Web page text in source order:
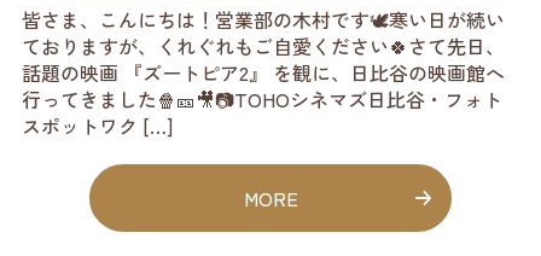
皆さま、こんにちは！営業部の木村です🕊️寒い日が続い
ておりますが、くれぐれもご自愛ください🍀さて先日、
話題の映画 『ズートピア2』 を観に、日比谷の映画館へ
行ってきました🍿🎫🎥📷TOHOシネマズ日比谷・フォト
スポットワク […]
MORE